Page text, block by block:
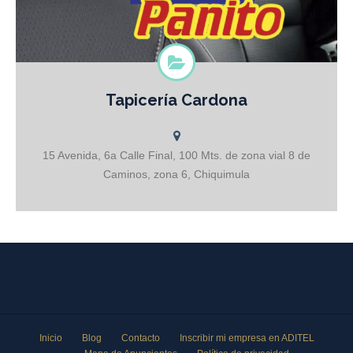
Tapicería Cardona Del Famoso Panito Especialistas en Tapicería
personalizados y exclusivos NO TENEMOS SUCURSALES –
SOMOS ÚNICOS
Tapicería Cardona
15 Avenida, 6a Calle Final, 100 Mts. de zona vial 8 de
Caminos, zona 6, Chiquimula
Inicio Blog Contacto
Inscribir mi empresa en ADITEL